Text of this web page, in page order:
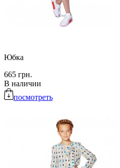
Юбка
665 грн.
В наличии
посмотреть